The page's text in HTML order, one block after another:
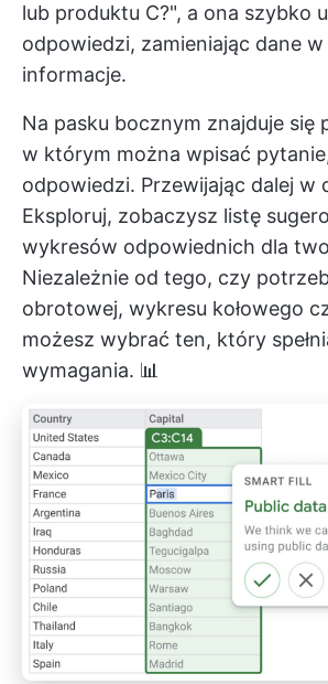
lub produktu C?", a ona szybko
odpowiedzi, zamieniając dane
informacje.
Na pasku bocznym znajduje się
w którym można wpisać
odpowiedzi. Przewijając dalej w
Eksploruj, zobaczysz listę
wykresów odpowiednich dla
Niezależnie od tego, czy
obrotowej, wykresu kołowego
możesz wybrać ten, który
wymagania. 📊